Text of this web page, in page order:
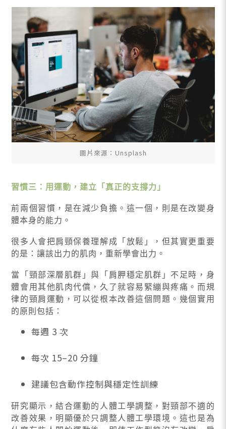
圖片來源：Unsplash
習慣三：用運動，建立「真正的支撐力」
前兩個習慣，是在減少負擔。這一個，則是在改變身
體本身的能力。
很多人會把肩頸保養理解成「放鬆」，但其實更重要
的是：讓該出力的肌肉，重新學會出力。
當「頸部深層肌群」與「肩胛穩定肌群」不足時，身
體會用其他肌肉代償，久了就容易緊繃與疼痛。而規
律的頸肩運動，可以從根本改善這個問題。幾個實用
的原則包括：
每週 3 次
每次 15–20 分鐘
建議包含動作控制與穩定性訓練
研究顯示，結合運動的人體工學調整，對頸部不適的
改善效果，明顯優於只調整人體工學環境。這也是為